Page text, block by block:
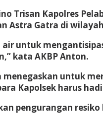
Trisan Kapolres
Astra Gatra di
untuk
kata AKBP Anton.
untuk
Kapolsek harus
pengurangan